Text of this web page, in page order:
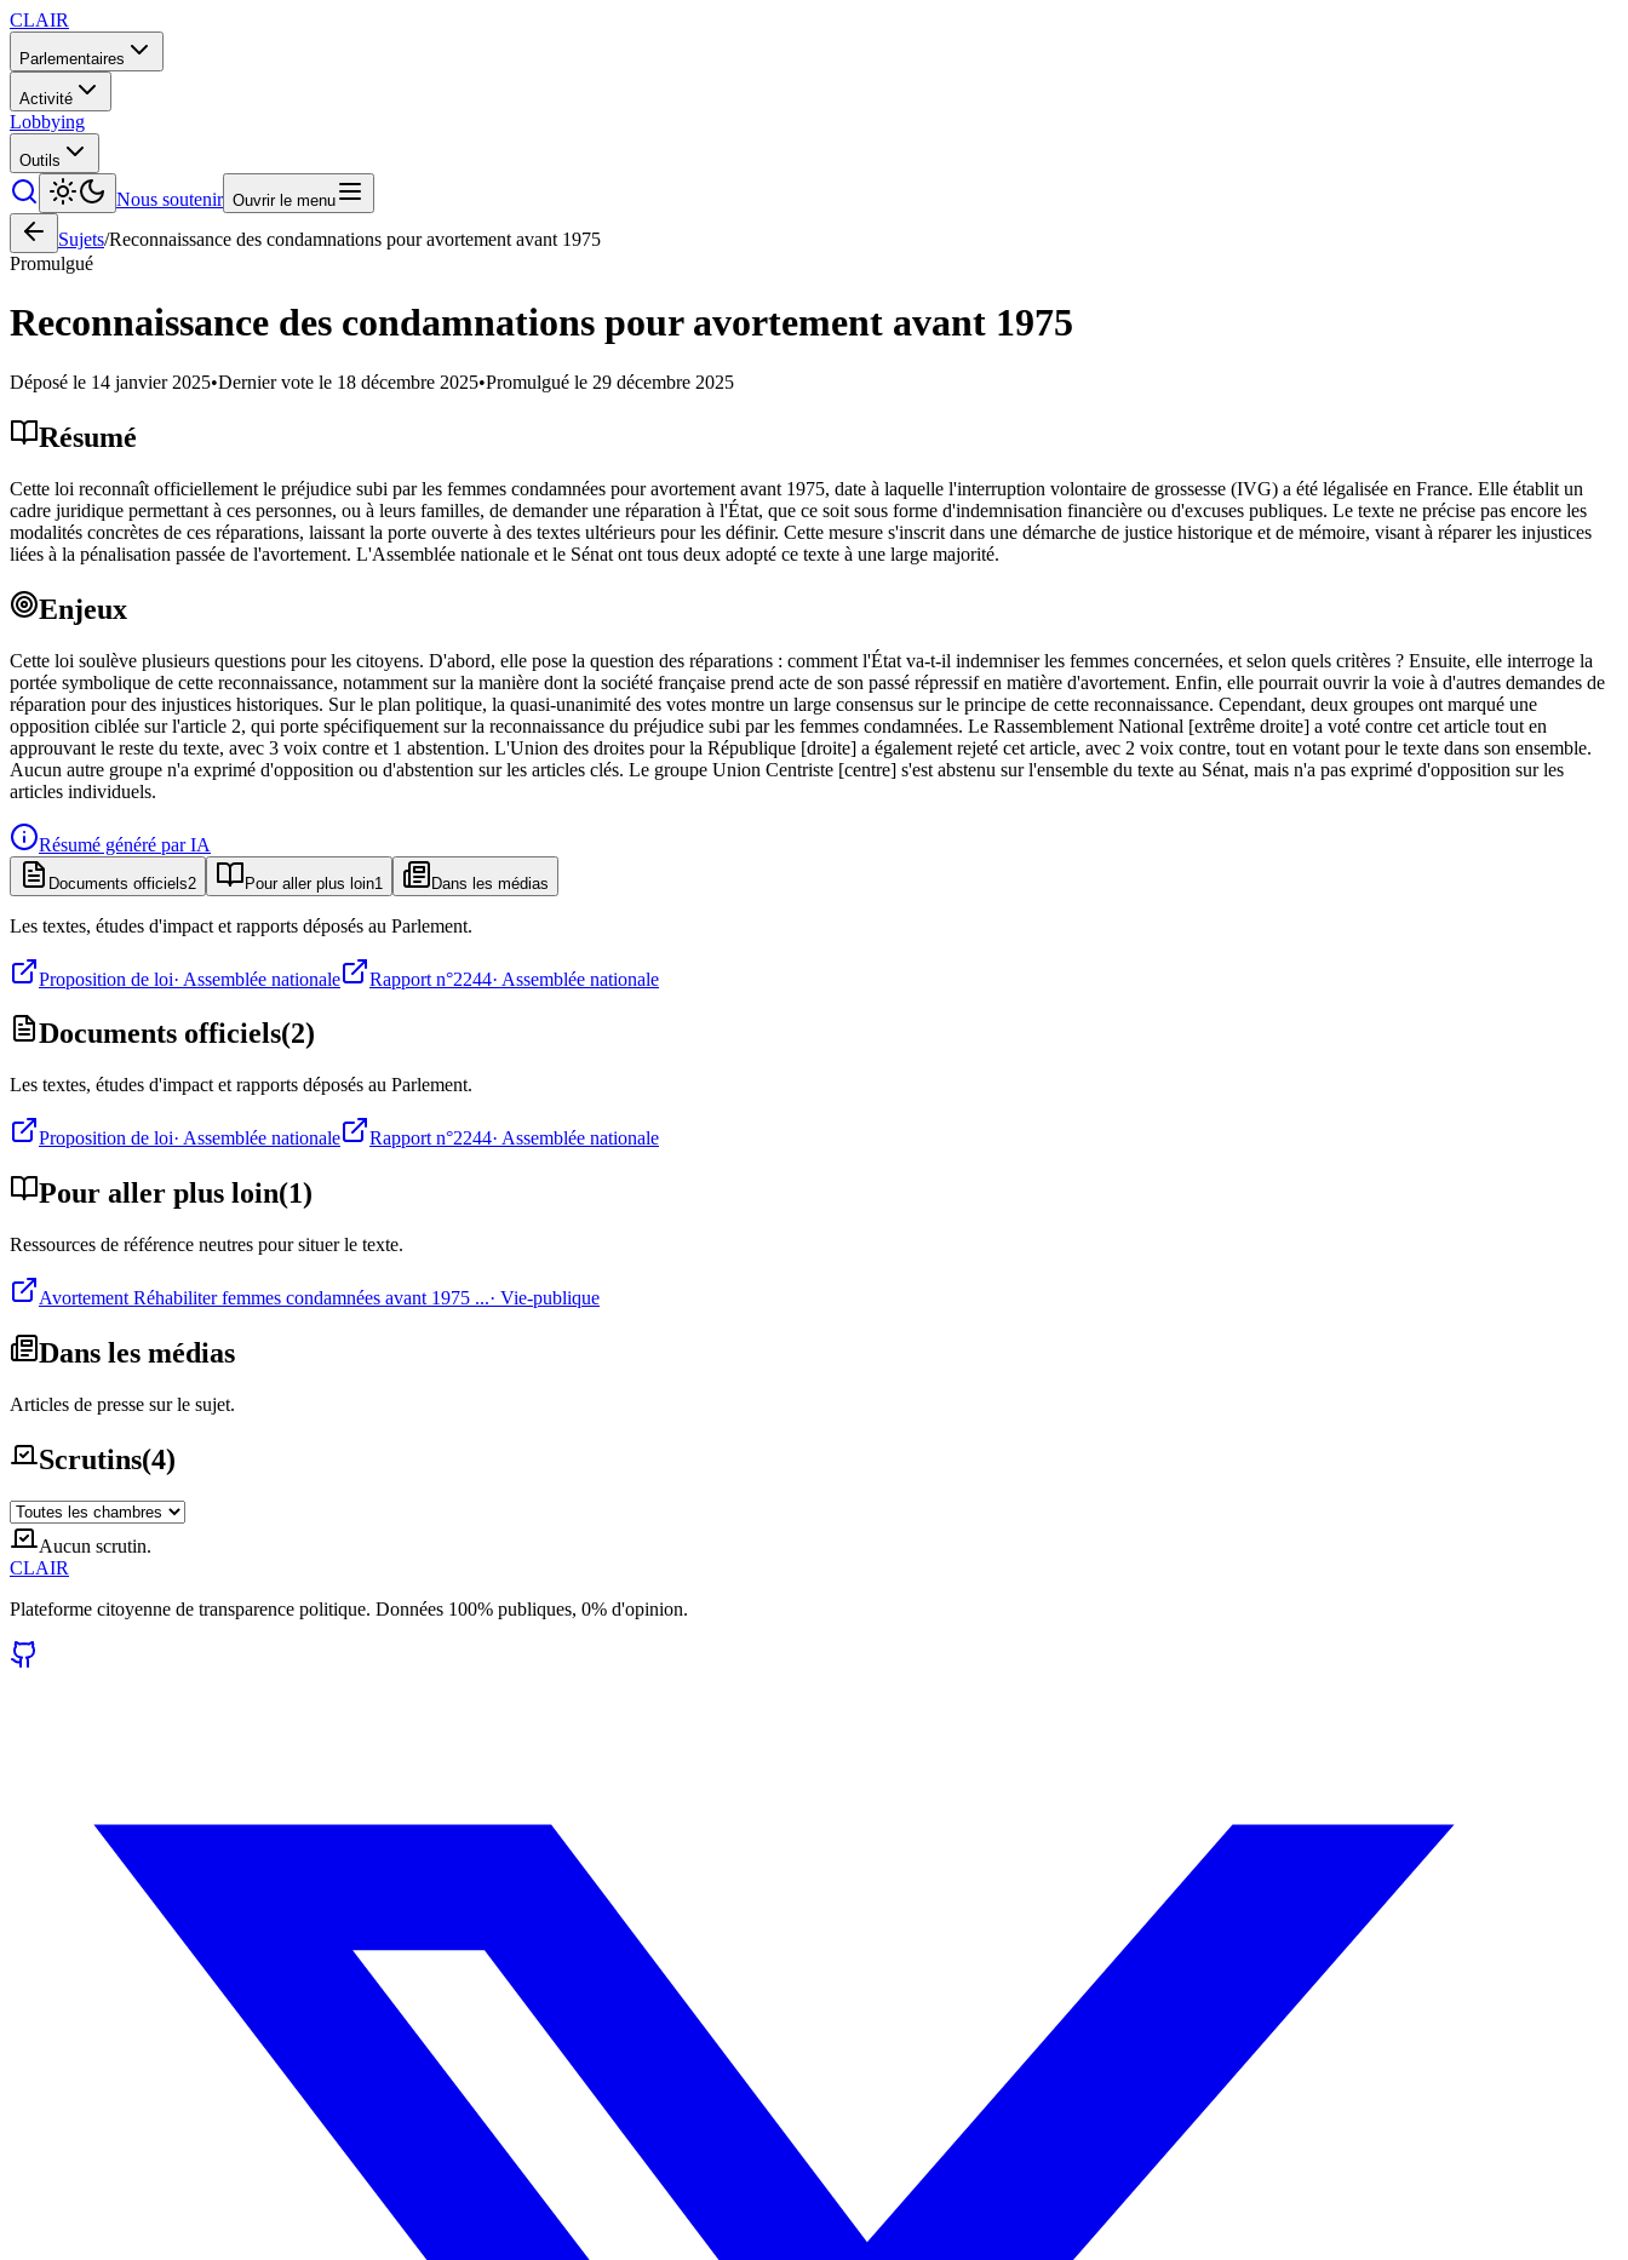
CLAIR
Parlementaires
Activité
Lobbying
Outils
Nous soutenir Ouvrir le menu
Sujets/Reconnaissance des condamnations pour avortement avant 1975
Promulgué
Reconnaissance des condamnations pour avortement avant 1975
Déposé le 14 janvier 2025•Dernier vote le 18 décembre 2025•Promulgué le 29 décembre 2025
Résumé
Cette loi reconnaît officiellement le préjudice subi par les femmes condamnées pour avortement avant 1975, date à laquelle l'interruption volontaire de grossesse (IVG) a été légalisée en France. Elle établit un
cadre juridique permettant à ces personnes, ou à leurs familles, de demander une réparation à l'État, que ce soit sous forme d'indemnisation financière ou d'excuses publiques. Le texte ne précise pas encore les
modalités concrètes de ces réparations, laissant la porte ouverte à des textes ultérieurs pour les définir. Cette mesure s'inscrit dans une démarche de justice historique et de mémoire, visant à réparer les injustices
liées à la pénalisation passée de l'avortement. L'Assemblée nationale et le Sénat ont tous deux adopté ce texte à une large majorité.
Enjeux
Cette loi soulève plusieurs questions pour les citoyens. D'abord, elle pose la question des réparations : comment l'État va-t-il indemniser les femmes concernées, et selon quels critères ? Ensuite, elle interroge la
portée symbolique de cette reconnaissance, notamment sur la manière dont la société française prend acte de son passé répressif en matière d'avortement. Enfin, elle pourrait ouvrir la voie à d'autres demandes de
réparation pour des injustices historiques. Sur le plan politique, la quasi-unanimité des votes montre un large consensus sur le principe de cette reconnaissance. Cependant, deux groupes ont marqué une
opposition ciblée sur l'article 2, qui porte spécifiquement sur la reconnaissance du préjudice subi par les femmes condamnées. Le Rassemblement National [extrême droite] a voté contre cet article tout en
approuvant le reste du texte, avec 3 voix contre et 1 abstention. L'Union des droites pour la République [droite] a également rejeté cet article, avec 2 voix contre, tout en votant pour le texte dans son ensemble.
Aucun autre groupe n'a exprimé d'opposition ou d'abstention sur les articles clés. Le groupe Union Centriste [centre] s'est abstenu sur l'ensemble du texte au Sénat, mais n'a pas exprimé d'opposition sur les
articles individuels.
Résumé généré par IA
Documents officiels2 Pour aller plus loin1 Dans les médias
Les textes, études d'impact et rapports déposés au Parlement.
Proposition de loi· Assemblée nationale Rapport n°2244· Assemblée nationale
Documents officiels(2)
Les textes, études d'impact et rapports déposés au Parlement.
Proposition de loi· Assemblée nationale Rapport n°2244· Assemblée nationale
Pour aller plus loin(1)
Ressources de référence neutres pour situer le texte.
Avortement Réhabiliter femmes condamnées avant 1975 ...· Vie-publique
Dans les médias
Articles de presse sur le sujet.
Scrutins(4)
Aucun scrutin.
CLAIR
Plateforme citoyenne de transparence politique. Données 100% publiques, 0% d'opinion.